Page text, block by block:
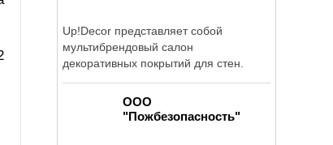
Up!Decor представляет собой
мультибрендовый салон
декоративных покрытий для стен.
ООО
"Пожбезопасность"